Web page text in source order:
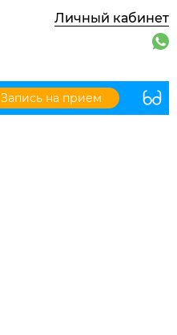
Личный кабинет
Запись на прием